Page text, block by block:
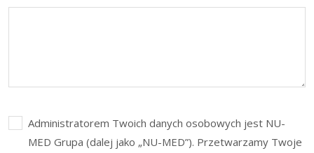
Administratorem Twoich danych osobowych jest NU-
MED Grupa (dalej jako „NU-MED”). Przetwarzamy Twoje